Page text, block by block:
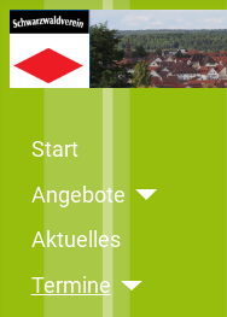
Start
Angebote
Aktuelles
Termine